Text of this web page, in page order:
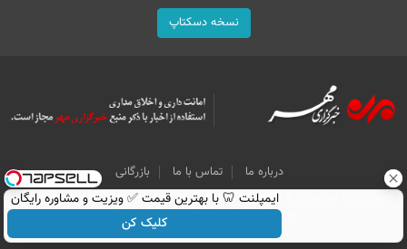
نسخه دسکتاپ
درباره ما تماس با ما
بازرگانی
All Content by Mehr News Agency is licensed under a Creative Commons
Attribution 4.0 International License.
ایمپلنت 🦷 با بهترین قیمت ✅ ویزیت و مشاوره رایگان
کلیک کن